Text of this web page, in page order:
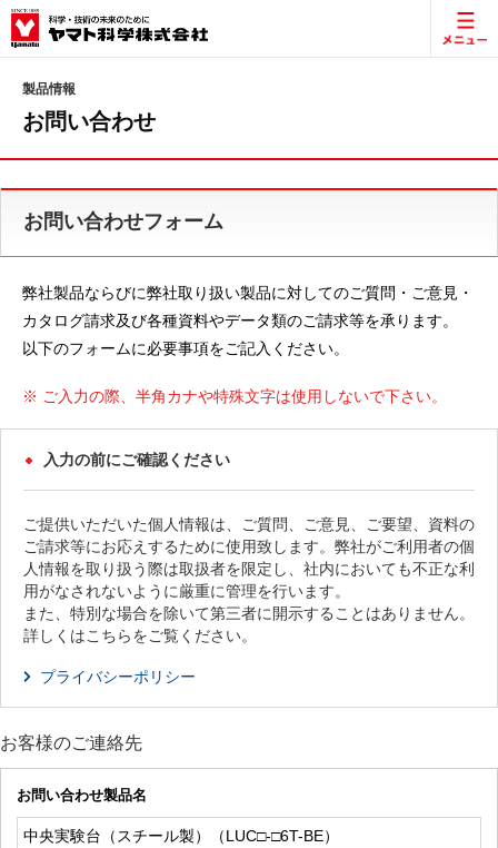
製品情報
お問い合わせ
お問い合わせフォーム
弊社製品ならびに弊社取り扱い製品に対してのご質問・ご意見・
カタログ請求及び各種資料やデータ類のご請求等を承ります。
以下のフォームに必要事項をご記入ください。
※ ご入力の際、半角カナや特殊文字は使用しないで下さい。
入力の前にご確認ください
ご提供いただいた個人情報は、ご質問、ご意見、ご要望、資料の
ご請求等にお応えするために使用致します。弊社がご利用者の個
人情報を取り扱う際は取扱者を限定し、社内においても不正な利
用がなされないように厳重に管理を行います。
また、特別な場合を除いて第三者に開示することはありません。
詳しくはこちらをご覧ください。
プライバシーポリシー
お客様のご連絡先
お問い合わせ製品名